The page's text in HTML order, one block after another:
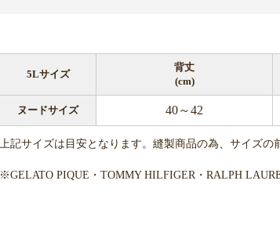
5Lサイズ
背丈
(cm)
ヌードサイズ 40～42
上記サイズは目安となります。縫製商品の為、サイズの
※GELATO PIQUE・TOMMY HILFIGER・RALPH